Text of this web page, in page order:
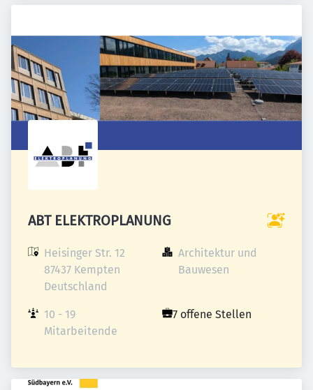
ABT ELEKTROPLANUNG
Heisinger Str. 12
87437 Kempten
Deutschland
Architektur und
Bauwesen
10 - 19
Mitarbeitende
7 offene Stellen